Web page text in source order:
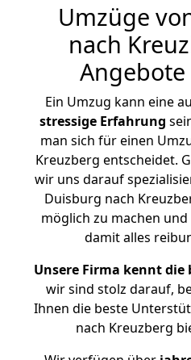
Umzüge
nach
Ein Umzug kann eine
stressige Erfahrung
man sich für einen
Kreuzberg entscheidet.
wir uns darauf
Duisburg nach
möglich zu machen und
damit alles
Unsere Firma kennt die
wir sind stolz darauf,
Ihnen die beste
nach Kreuzberg